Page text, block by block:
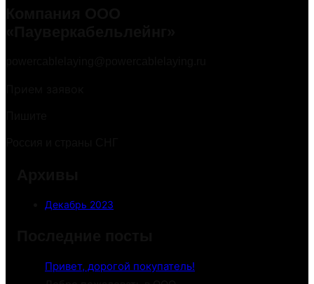
Декабрь 2023
Привет, дорогой покупатель!